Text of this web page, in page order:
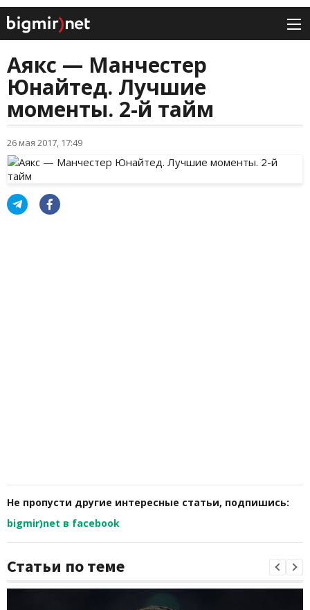
Аякс — Манчестер
Юнайтед. Лучшие
моменты. 2-й тайм
26 мая 2017, 17:49
Не пропусти другие интересные статьи, подпишись:
bigmir)net в facebook
Статьи по теме